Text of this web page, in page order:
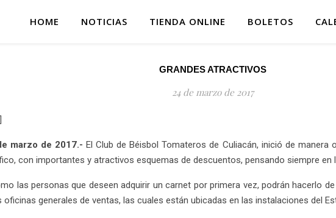
HOME NOTICIAS TIENDA ONLINE BOLETOS
GRANDES ATRACTIVOS
24 de marzo de 2017
marzo de 2017.- El Club de Béisbol Tomateros de Culiacán, inició de
con importantes y atractivos esquemas de descuentos, pensando siempre en
las personas que deseen adquirir un carnet por primera vez, podrán hacerlo
oficinas generales de ventas, las cuales están ubicadas en las instalaciones del